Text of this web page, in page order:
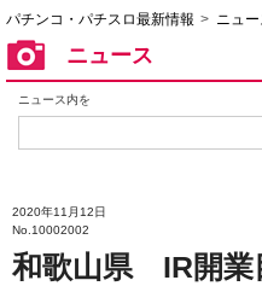
パチンコ・パチスロ最新情報 ニュー
ニュース
ニュース内を
2020年11月12日
No.10002002
和歌山県 IR開業